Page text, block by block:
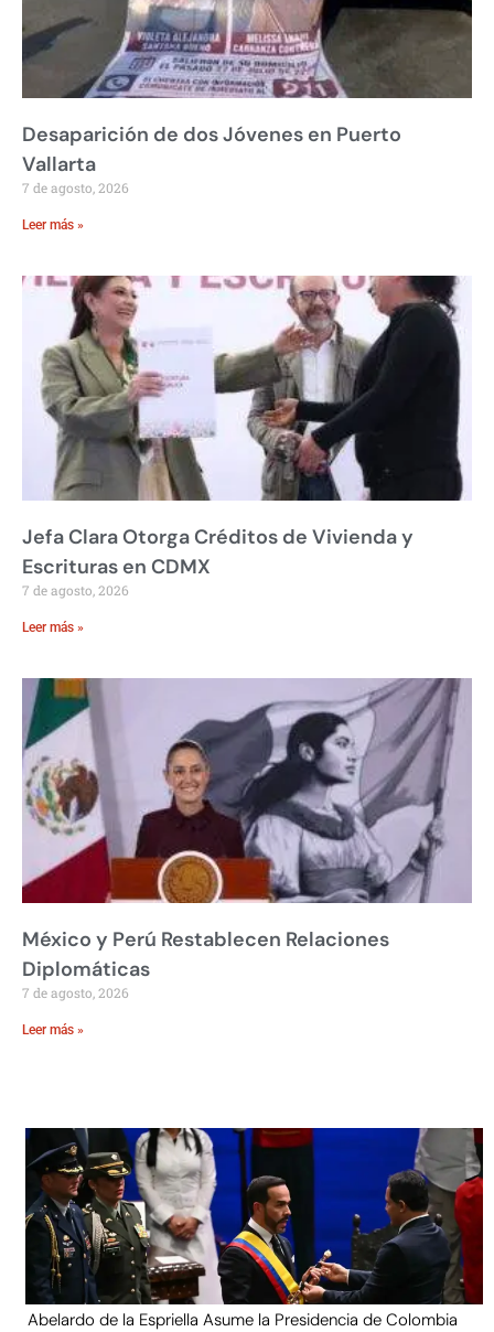
Desaparición de dos Jóvenes en Puerto
Vallarta
7 de agosto, 2026
Leer más »
Jefa Clara Otorga Créditos de Vivienda y
Escrituras en CDMX
7 de agosto, 2026
Leer más »
México y Perú Restablecen Relaciones
Diplomáticas
7 de agosto, 2026
Leer más »
Abelardo de la Espriella Asume la Presidencia de Colombia